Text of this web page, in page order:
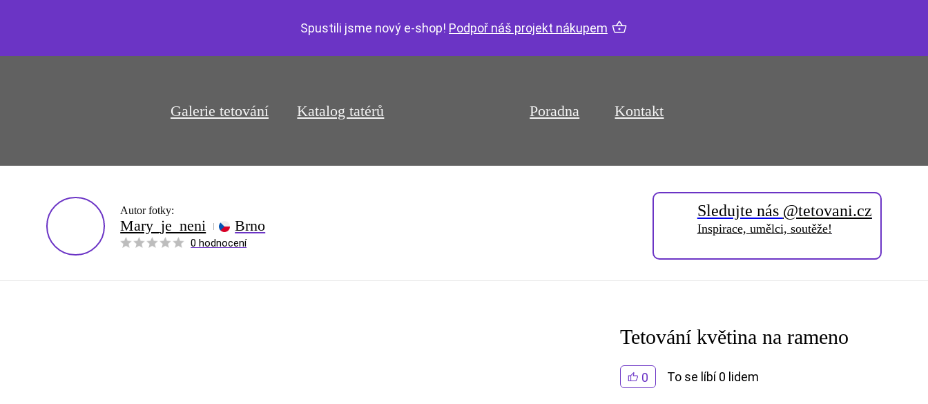
Spustili jsme nový e-shop! Podpoř náš projekt nákupem
Galerie tetování Katalog tatérů Poradna Kontakt
Autor fotky:
Mary_je_neni Brno
0 hodnocení
Sledujte nás @tetovani.cz
Inspirace, umělci, soutěže!
Tetování květina na rameno
0 To se líbí 0 lidem